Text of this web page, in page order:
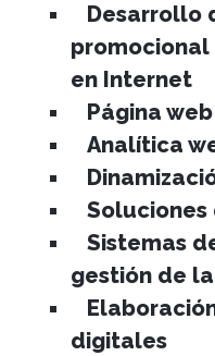
Desarrollo
promocional
en Internet
Página web
Analítica
Sistemas
gestión de
digitales